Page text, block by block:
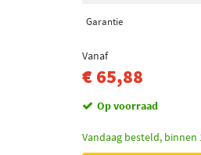
Garantie
Vanaf
€ 65,88
Op voorraad
Vandaag besteld,